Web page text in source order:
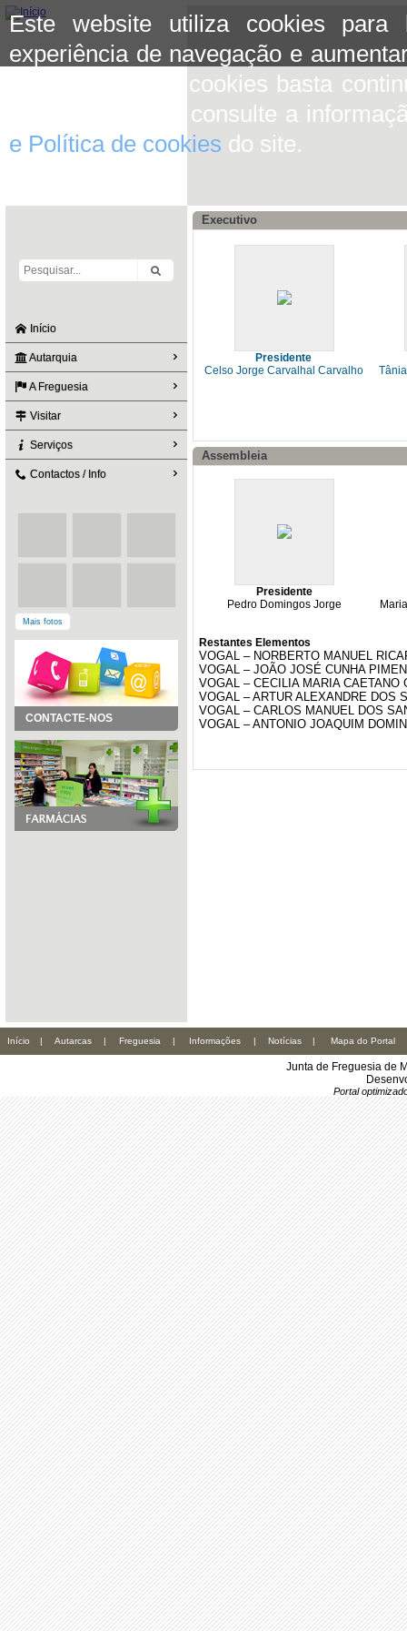
Este website utiliza cookies para
experiência de navegação e
aceitar o uso de cookies basta
mais informação consulte a
e Política de cookies do site.
Início
Autarquia
A Freguesia
Visitar
Serviços
Contactos / Info
Mais fotos
CONTACTE-NOS
Executivo
Presidente
Celso Jorge Carvalhal Carvalho
Assembleia
Presidente
Pedro Domingos Jorge
Restantes Elementos
VOGAL – NORBERTO MANUEL
VOGAL – JOÃO JOSÉ CUNHA
VOGAL – CECILIA MARIA CAETANO
VOGAL – ARTUR ALEXANDRE DOS
VOGAL – CARLOS MANUEL DOS
VOGAL – ANTONIO JOAQUIM
Início | Autarcas | Freguesia | Informações | Notícias | Mapa do Portal
Junta de Freguesia de
Portal